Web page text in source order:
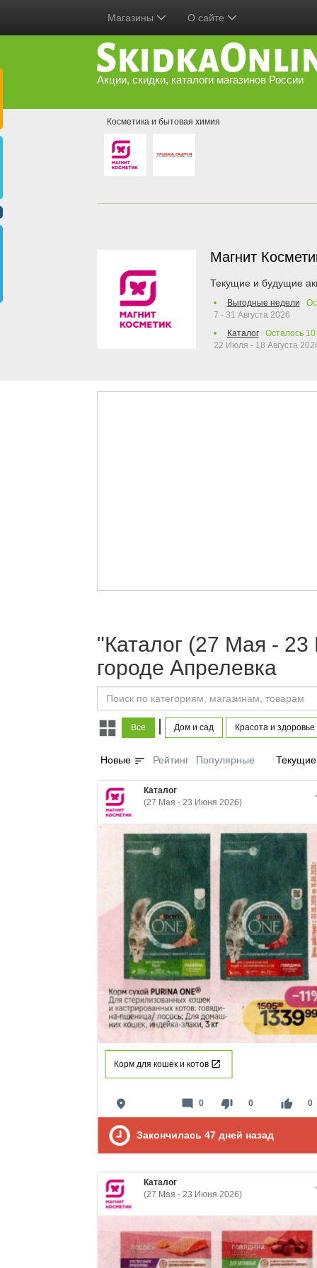
Магазины О сайте
Акции, скидки, каталоги магазинов России
Косметика и бытовая химия
Магнит
Текущие и будущие
Выгодные недели
7 - 31 Августа 2026
Каталог
Осталось 10
22 Июля - 18 Августа
"Каталог (27 Мая - 23
городе Апрелевка
Все | Дом и сад Красота и здоровье
Новые sort Рейтинг Популярные Текущие
Каталог
(27 Мая - 23 Июня 2026)
Корм для кошек и котов
place thumb_down 0 thumb_up 0
mode_comment 0
Закончилась 47 дней назад
Каталог
(27 Мая - 23 Июня 2026)